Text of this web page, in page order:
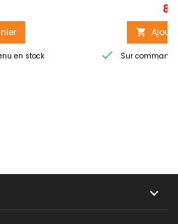
en stock

 Sur
